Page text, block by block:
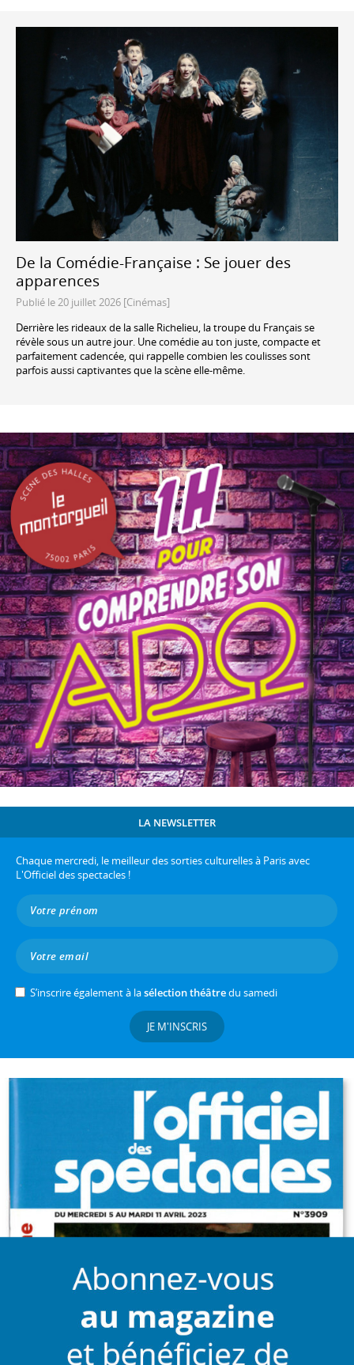
De la Comédie-Française : Se jouer des
apparences
Publié le 20 juillet 2026 [Cinémas]
Derrière les rideaux de la salle Richelieu, la troupe du Français se
révèle sous un autre jour. Une comédie au ton juste, compacte et
parfaitement cadencée, qui rappelle combien les coulisses sont
parfois aussi captivantes que la scène elle-même.
LA NEWSLETTER
Chaque mercredi, le meilleur des sorties culturelles à Paris avec
L'Officiel des spectacles !
S’inscrire également à lasélection théâtredu samedi
JE M'INSCRIS